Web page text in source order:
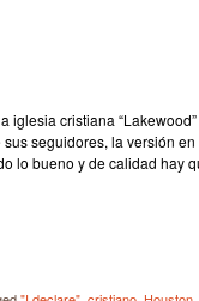
cristiana
seguidores, la versión
lo bueno y de calidad hay